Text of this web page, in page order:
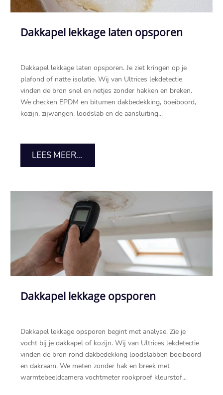
Dakkapel lekkage laten opsporen
Dakkapel lekkage laten opsporen.​ Je ziet kringen op je
plafond of natte isolatie.​ Wij van Ultrices lekdetectie
vinden de bron snel en netjes zonder hakken en breken.​
We checken EPDM en bitumen dakbedekking, boeiboord,
kozijn, zijwangen, loodslab en de aansluiting...
LEES MEER...
Dakkapel lekkage opsporen
Dakkapel lekkage opsporen begint met analyse.​ Zie je
vocht bij je dakkapel of kozijn.​ Wij van Ultrices lekdetectie
vinden de bron rond dakbedekking loodslabben boeiboord
en dakraam.​ We meten zonder hak en breek met
warmtebeeldcamera vochtmeter rookproef kleurstof...